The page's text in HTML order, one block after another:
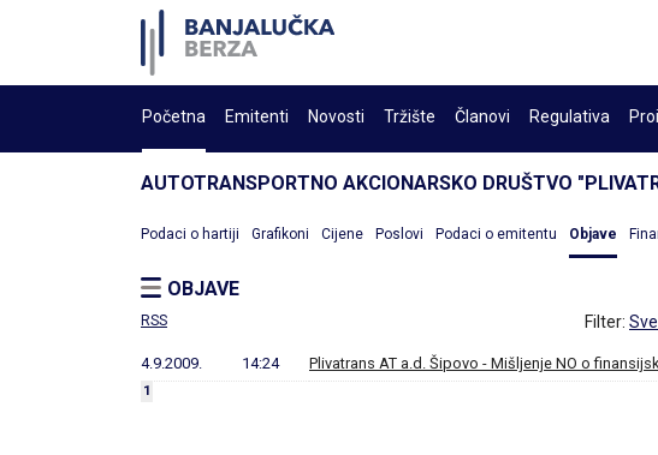
Početna Emitenti Novosti Tržište Članovi Regulativa
AUTOTRANSPORTNO AKCIONARSKO DRUŠTVO
Podaci o hartiji Grafikoni Cijene Poslovi Podaci o emitentu Objave
OBJAVE
RSS Filter:
4.9.2009. 14:24 Plivatrans AT a.d. Šipovo - Mišljenje NO o
1